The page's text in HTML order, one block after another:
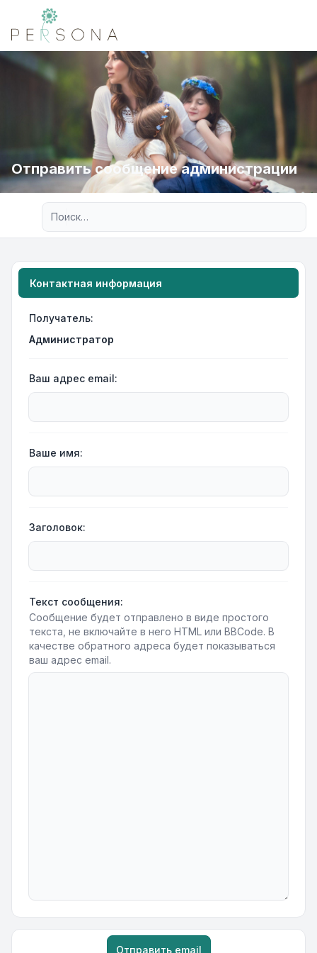
Отправить сообщение администрации
Контактная информация
Получатель:
Администратор
Ваш адрес email:
Ваше имя:
Заголовок:
Текст сообщения:
Сообщение будет отправлено в виде простого
текста, не включайте в него HTML или BBCode. В
качестве обратного адреса будет показываться
ваш адрес email.
Отправить email